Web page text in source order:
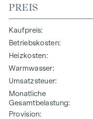
PREIS
Kaufpreis
Betriebskosten
Heizkosten
Warmwasser
Umsatzsteuer
Monatliche
Gesamtbelastung
Provision